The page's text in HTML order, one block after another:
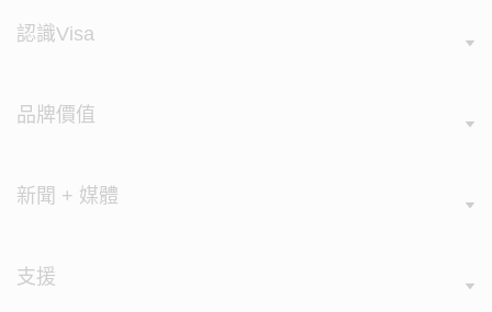
認識Visa
品牌價值
新聞 + 媒體
支援